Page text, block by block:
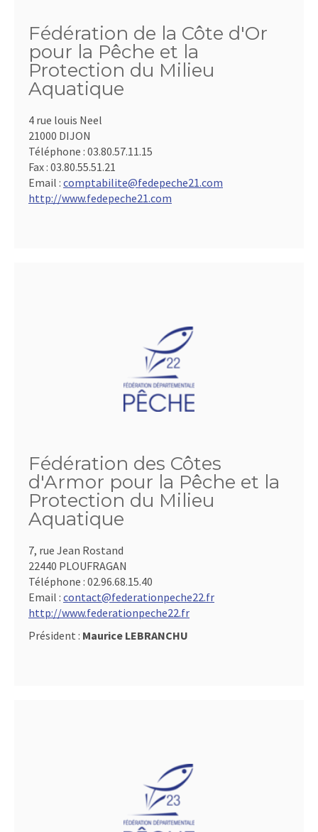
Fédération de la Côte d'Or
pour la Pêche et la
Protection du Milieu
Aquatique
4 rue louis Neel
21000 DIJON
Téléphone : 03.80.57.11.15
Fax : 03.80.55.51.21
Email : comptabilite@fedepeche21.com
http://www.fedepeche21.com
Fédération des Côtes
d'Armor pour la Pêche et la
Protection du Milieu
Aquatique
7, rue Jean Rostand
22440 PLOUFRAGAN
Téléphone : 02.96.68.15.40
Email : contact@federationpeche22.fr
http://www.federationpeche22.fr
Président : Maurice LEBRANCHU